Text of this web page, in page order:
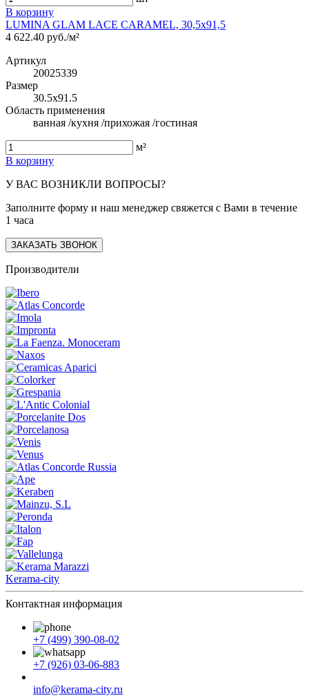
В корзину
LUMINA GLAM LACE CARAMEL, 30,5x91,5
4 622.40 руб./м²
Артикул
20025339
Размер
30.5x91.5
Область применения
ванная /кухня /прихожая /гостиная
м²
В корзину
У ВАС ВОЗНИКЛИ ВОПРОСЫ?
Заполните форму и наш менеджер свяжется с Вами в течение
1 часа
ЗАКАЗАТЬ ЗВОНОК
Производители
Kerama-city
Контактная информация
+7 (499) 390-08-02
+7 (926) 03-06-883
info@kerama-city.ru